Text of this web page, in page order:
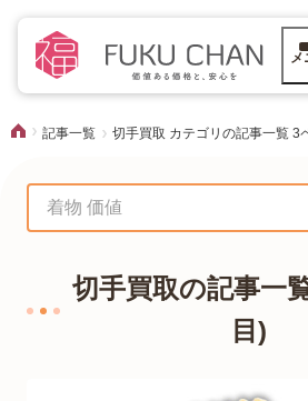
メ
記事一覧 切手買取 カテゴリの記事一覧 3
切手買取の記事一
目)